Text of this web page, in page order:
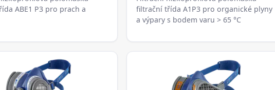
ABE1 P3 pro prach a
filtrační třída A1P3 pro organické plyny
a výpary s bodem varu > 65 °C